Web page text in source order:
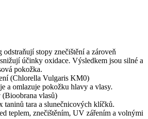
stopy znečištění a zároveň
účinky oxidace. Výsledkem jsou silné a
pokožka.
(Chlorella Vulgaris KM0)
a omlazuje pokožku hlavy a vlasy.
vlasů)
taninů tara a slunečnicových klíčků.
teplem, znečištěním, UV zářením a volnými